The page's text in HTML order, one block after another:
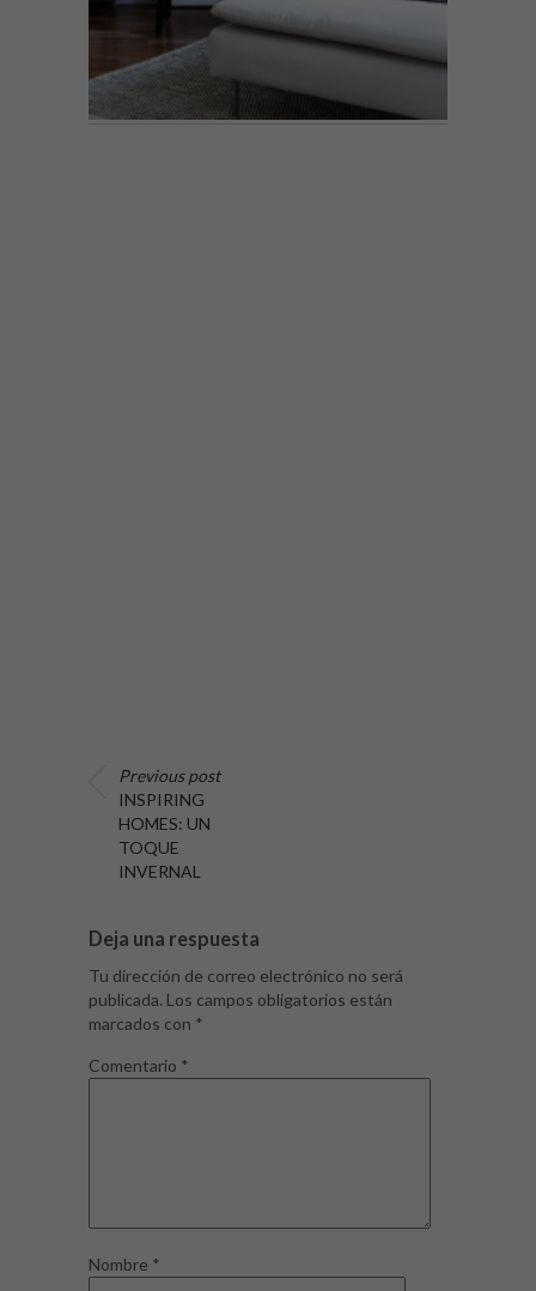
Previous post
INSPIRING
HOMES: UN
TOQUE
INVERNAL
Deja una respuesta
Tu dirección de correo electrónico no será
publicada. Los campos obligatorios están
marcados con *
Comentario *
Nombre *